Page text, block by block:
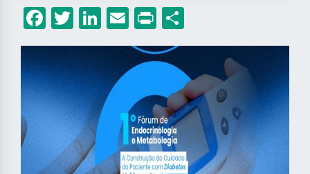
Facebook
Twitter
LinkedIn
Email
Print